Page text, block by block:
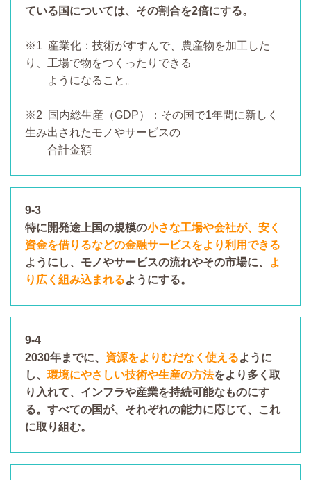
ている国については、その割合を2倍にする。
※1 産業化：技術がすすんで、農産物を加工した
り、工場で物をつくったりできる
ようになること。
※2 国内総生産（GDP）：その国で1年間に新しく
生み出されたモノやサービスの
合計金額
9-3
特に開発途上国の規模の小さな工場や会社が、安く
資金を借りるなどの金融サービスをより利用できる
ようにし、モノやサービスの流れやその市場に、
よ
り広く組み込まれるようにする。
9-4
2030年までに、 資源をよりむだなく使えるように
し、 環境にやさしい技術や生産の方法をより多く取
り入れて、インフラや産業を持続可能なものにす
る。すべての国が、それぞれの能力に応じて、これ
に取り組む。